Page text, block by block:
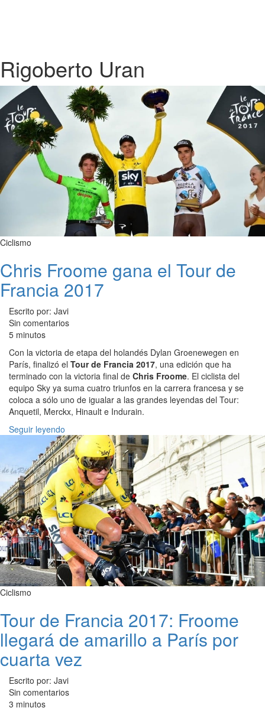
Rigoberto Uran
Ciclismo
Chris Froome gana el Tour de
Francia 2017
Escrito por: Javi
Sin comentarios
5 minutos
Con la victoria de etapa del holandés Dylan Groenewegen en
París, finalizó el Tour de Francia 2017, una edición que ha
terminado con la victoria final de Chris Froome. El ciclista del
equipo Sky ya suma cuatro triunfos en la carrera francesa y se
coloca a sólo uno de igualar a las grandes leyendas del Tour:
Anquetil, Merckx, Hinault e Indurain.
Seguir leyendo
Ciclismo
Tour de Francia 2017: Froome
llegará de amarillo a París por
cuarta vez
Escrito por: Javi
Sin comentarios
3 minutos